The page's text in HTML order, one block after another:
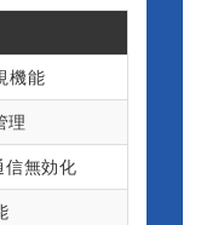
で休業（木）
32Bit版のサービ
機能
理
無効化